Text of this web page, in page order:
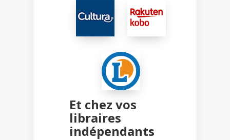
Et chez vos
libraires
indépendants